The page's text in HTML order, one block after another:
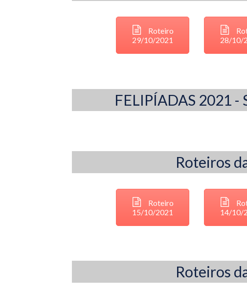
Roteiro
29/10/2021
28/10/
FELIPÍADAS 2021 -
Roteiros
Roteiro
15/10/2021
14/10/
Roteiros